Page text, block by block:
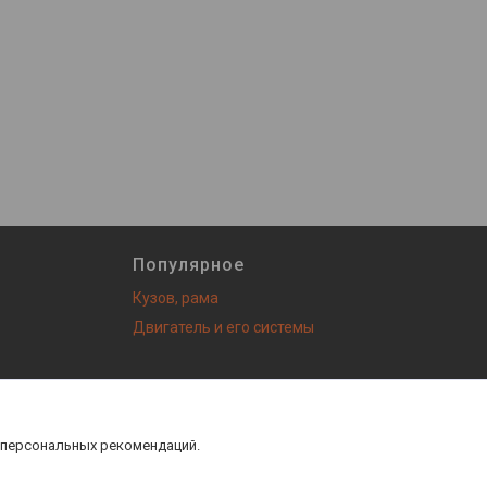
Популярное
Кузов, рама
Двигатель и его системы
рекомендаций.
|